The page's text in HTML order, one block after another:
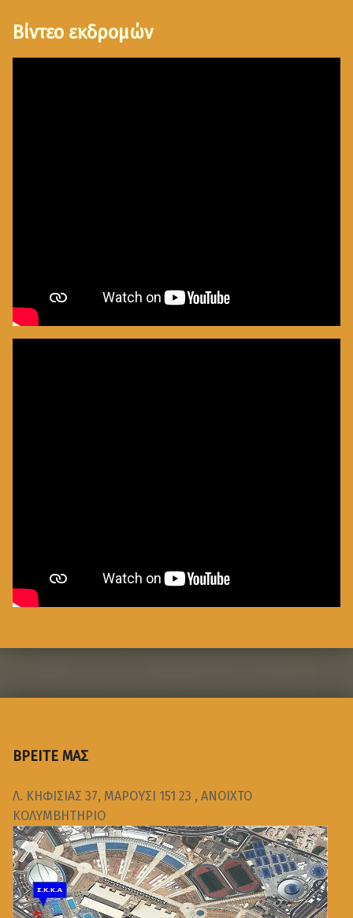
Βίντεο εκδρομών
ΒΡΕΙΤΕ ΜΑΣ
Λ. ΚΗΦΙΣΙΑΣ 37, ΜΑΡΟΥΣΙ 151 23 , ΑΝΟΙΧΤΟ
ΚΟΛΥΜΒΗΤΗΡΙΟ